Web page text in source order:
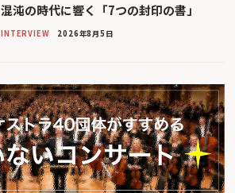
混沌の時代に響く「7つの封印の書」
INTERVIEW 2026年8月5日